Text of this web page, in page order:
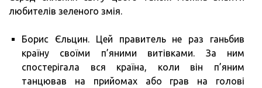
любителів зеленого змія.
Борис Єльцин. Цей правитель не раз ганьбив
країну своїми п’яними витівками. За ним
спостерігала вся країна, коли він п’яним
танцював на прийомах або грав на голові